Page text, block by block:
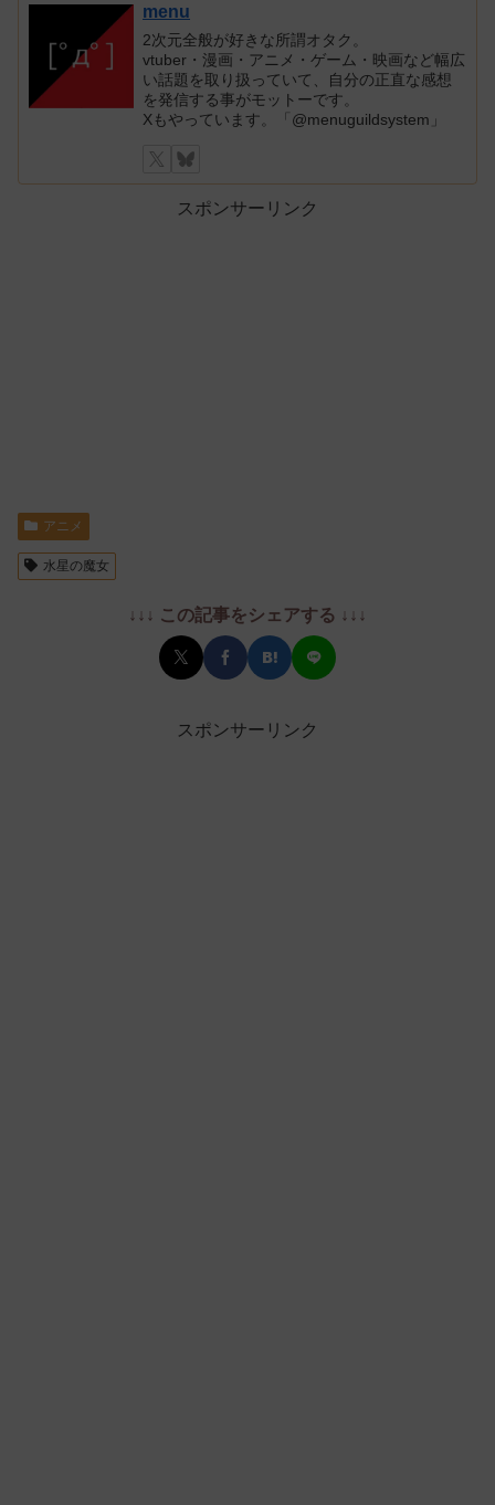
menu
2次元全般が好きな所謂オタク。
vtuber・漫画・アニメ・ゲーム・映画など幅広
い話題を取り扱っていて、自分の正直な感想
を発信する事がモットーです。
Xもやっています。「@menuguildsystem」
スポンサーリンク
アニメ
水星の魔女
↓↓↓ この記事をシェアする ↓↓↓
スポンサーリンク